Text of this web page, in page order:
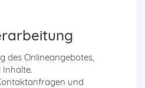
des Onlineangebotes,
und